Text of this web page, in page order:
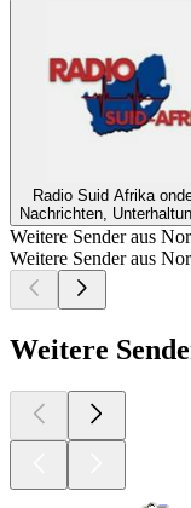
Radio Suid Afrika
Nachrichten,
Weitere Sender aus
Weitere Sender aus
Weitere